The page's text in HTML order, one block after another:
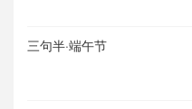
三句半·端午节